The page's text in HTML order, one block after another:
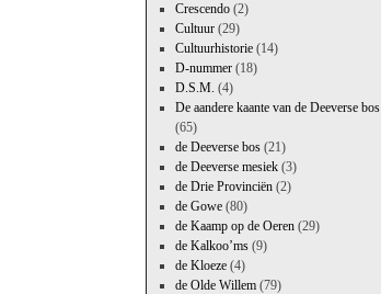
Crescendo(2)
Cultuur(29)
Cultuurhistorie(14)
D-nummer(18)
D.S.M. (4)
De aandere kaante van de Deeverse bos
(65)
de Deeverse bos(21)
de Deeverse mesiek(3)
de Drie Provinciën(2)
de Gowe(80)
de Kaamp op de Oeren(29)
de Kalkoo’ms(9)
de Kloeze(4)
de Olde Willem(79)